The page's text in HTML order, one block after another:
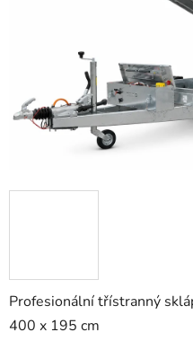
Profesionální třístranný
400 x 195 cm